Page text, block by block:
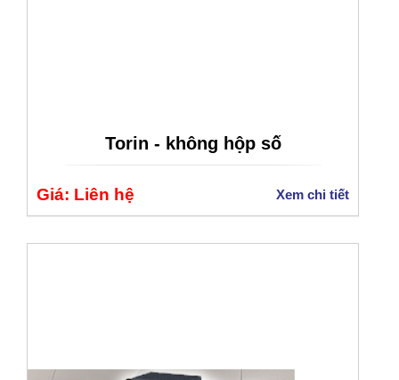
Torin - không hộp số
Giá: Liên hệ Xem chi tiết